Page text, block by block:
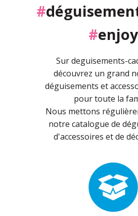
#
#enjoy
Sur deguisements-
découvrez un grand
déguisements et
pour toute la
Nous mettons
notre catalogue de
d'accessoires et de